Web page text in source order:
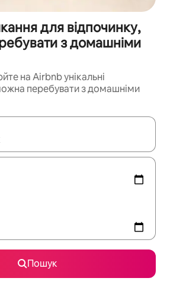
для відпочинку,
з домашніми
на Airbnb унікальні
перебувати з домашніми
пошуку, використовуйте для
Пошук